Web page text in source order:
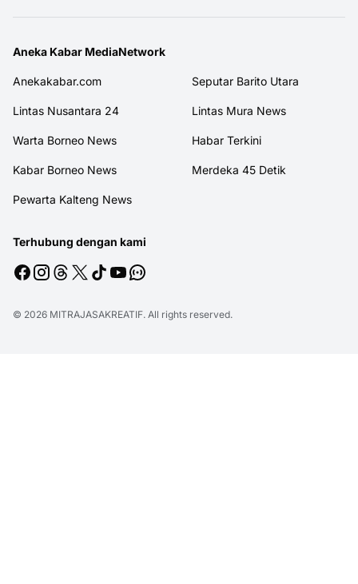
Aneka Kabar MediaNetwork
Anekakabar.com Seputar Barito Utara
Lintas Nusantara 24 Lintas Mura News
Warta Borneo News Habar Terkini
Kabar Borneo News Merdeka 45 Detik
Pewarta Kalteng News
Terhubung dengan kami
© 2026 MITRAJASAKREATIF. All rights reserved.